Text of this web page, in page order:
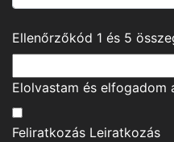
Ellenőrzőkód 1 és 5
Elolvastam és elfogadom
Feliratkozás Leiratkozás